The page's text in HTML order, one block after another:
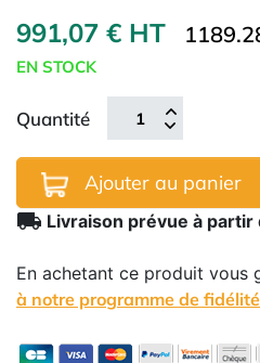
991,07 € HT
EN STOCK
Quantité
Ajouter au panier
local_shipping Livraison prévue à
En achetant ce produit vous
à notre programme de